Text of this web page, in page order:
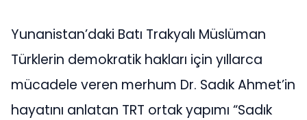
Yunanistan’daki Batı Trakyalı Müslüman
Türklerin demokratik hakları için yıllarca
mücadele veren merhum Dr. Sadık Ahmet’in
hayatını anlatan TRT ortak yapımı “Sadık